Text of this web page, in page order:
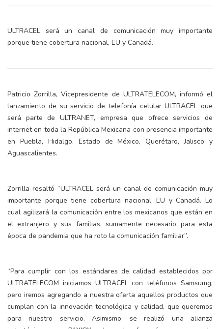
ULTRACEL será un canal de comunicación muy importante
porque tiene cobertura nacional, EU y Canadá.
Patricio Zorrilla, Vicepresidente de ULTRATELECOM, informó el
lanzamiento de su servicio de telefonía celular ULTRACEL que
será parte de ULTRANET, empresa que ofrece servicios de
internet en toda la República Mexicana con presencia importante
en Puebla, Hidalgo, Estado de México, Querétaro, Jalisco y
Aguascalientes.
Zorrilla resaltó “ULTRACEL será un canal de comunicación muy
importante porque tiene cobertura nacional, EU y Canadá. Lo
cual agilizará la comunicación entre los mexicanos que están en
el extranjero y sus familias, sumamente necesario para esta
época de pandemia que ha roto la comunicación familiar”.
“Para cumplir con los estándares de calidad establecidos por
ULTRATELECOM iniciamos ULTRACEL con teléfonos Samsumg,
pero iremos agregando a nuestra oferta aquellos productos que
cumplan con la innovación tecnológica y calidad, que queremos
para nuestro servicio. Asimismo, se realizó una alianza